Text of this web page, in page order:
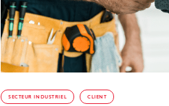
SECTEUR INDUSTRIEL CLIENT